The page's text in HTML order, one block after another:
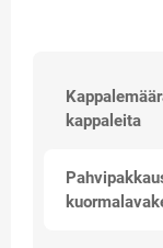
kappaleita